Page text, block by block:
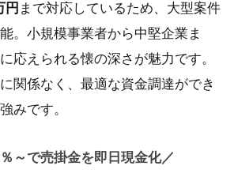
円 まで対応しているため、大型案件
。小規模事業者から中堅企業ま
応えられる懐の深さが魅力です。
関係なく、最適な資金調達ができ
みです。
～で売掛金を即日現金化／